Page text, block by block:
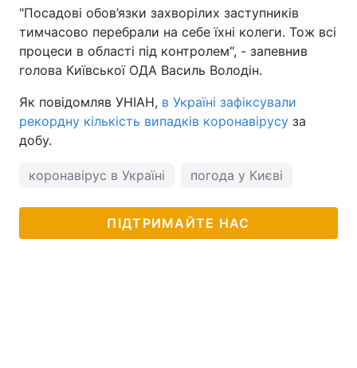
"Посадові обов’язки захворілих заступників
тимчасово перебрали на себе їхні колеги. Тож всі
процеси в області під контролем", - запевнив
голова Київської ОДА Василь Володін.
Як повідомляв УНІАН, в Україні зафіксували
рекордну кількість випадків коронавірусу за
добу.
коронавірус в Україні погода у Києві
ПІДТРИМАЙТЕ НАС